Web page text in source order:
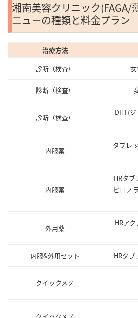
湘南美容クリニック(FAGA/
ニューの種類と料金プラン
治療方法
診断（検査）
女
診断（検査）
診断（検査）
DHT(
内服薬
タブレ
内服薬
HRタ
ピロノ
外用薬
HRア
内服&外用セット HRタ
クイックメソ
クイックメソ